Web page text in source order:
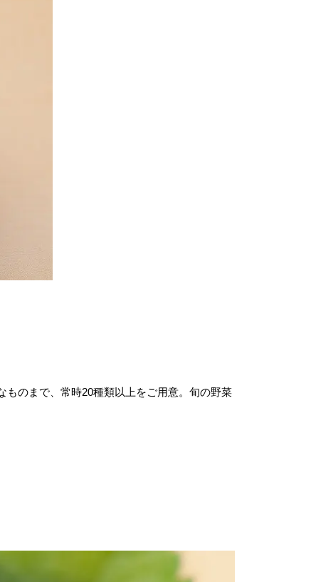
のまで、常時20種類以上をご用意。旬の野菜